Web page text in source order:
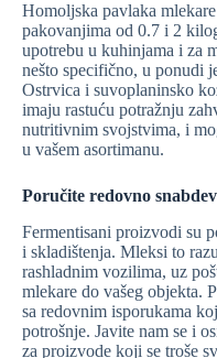
Homoljska pavlaka
pakovanjima od 0.7 i 2
upotrebu u kuhinjama i za
nešto specifično, u ponudi
Ostrvica i suvoplaninsko
imaju rastuću potražnju
nutritivnim svojstvima, i
u vašem asortimanu.
Poručite redovno
Fermentisani proizvodi su
i skladištenja. Mleksi to
rashladnim vozilima, uz
mlekare do vašeg objekta.
sa redovnim isporukama
potrošnje. Javite nam se i
za proizvode koji se troše